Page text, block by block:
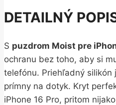
DETAILNÝ
S puzdrom Moist pre
ochranu bez toho, aby si
telefónu. Priehľadný silikón
prímny na dotyk. Kryt
iPhone 16 Pro, pritom